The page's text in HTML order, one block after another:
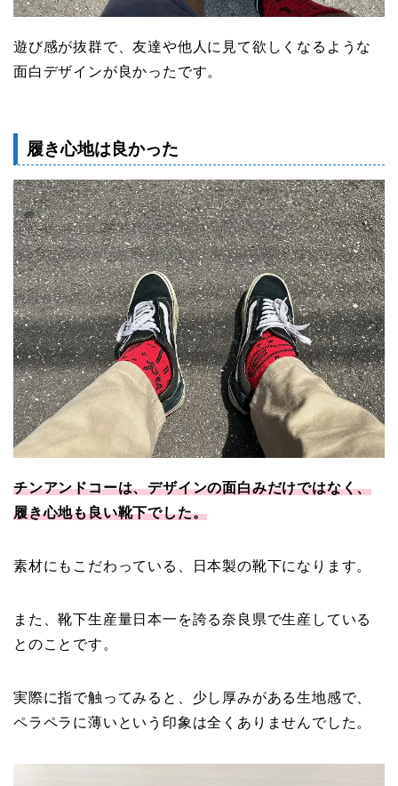
遊び感が抜群で、友達や他人に見て欲しくなるような
面白デザインが良かったです。
履き心地は良かった
チンアンドコーは、デザインの面白みだけではなく、
履き心地も良い靴下でした。
素材にもこだわっている、日本製の靴下になります。
また、靴下生産量日本一を誇る奈良県で生産している
とのことです。
実際に指で触ってみると、少し厚みがある生地感で、
ペラペラに薄いという印象は全くありませんでした。